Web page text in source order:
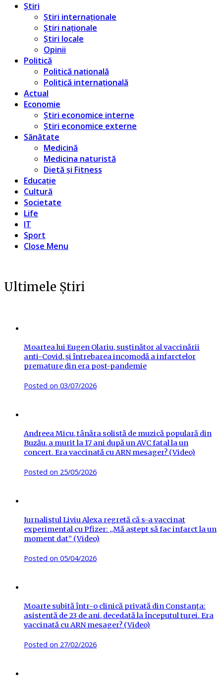
Știri
Știri internaționale
Știri naționale
Știri locale
Opinii
Politică
Politică națională
Politică internațională
Actual
Economie
Știri economice interne
Știri economice externe
Sănătate
Medicină
Medicina naturistă
Dietă și Fitness
Educație
Cultură
Societate
Life
IT
Sport
Close Menu
Ultimele Știri
Moartea lui Eugen Olariu, susținător al vaccinării
anti-Covid, și întrebarea incomodă a infarctelor
premature din era post-pandemie
Posted on 03/07/2026
Andreea Micu, tânăra solistă de muzică populară din
Buzău, a murit la 17 ani după un AVC fatal la un
concert. Era vaccinată cu ARN mesager? (Video)
Posted on 25/05/2026
Jurnalistul Liviu Alexa regretă că s-a vaccinat
experimental cu Pfizer: „Mă aștept să fac infarct la un
moment dat” (Video)
Posted on 05/04/2026
Moarte subită într-o clinică privată din Constanța:
asistentă de 23 de ani, decedată la începutul turei. Era
vaccinată cu ARN mesager? (Video)
Posted on 27/02/2026